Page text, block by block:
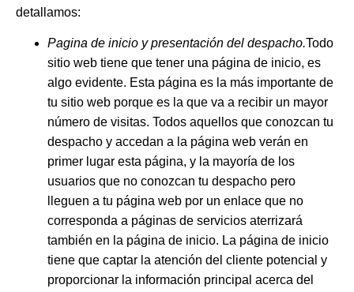
detallamos:
Pagina de inicio y presentación del despacho.Todo
sitio web tiene que tener una página de inicio, es
algo evidente. Esta página es la más importante de
tu sitio web porque es la que va a recibir un mayor
número de visitas. Todos aquellos que conozcan tu
despacho y accedan a la página web verán en
primer lugar esta página, y la mayoría de los
usuarios que no conozcan tu despacho pero
lleguen a tu página web por un enlace que no
corresponda a páginas de servicios aterrizará
también en la página de inicio. La página de inicio
tiene que captar la atención del cliente potencial y
proporcionar la información principal acerca del